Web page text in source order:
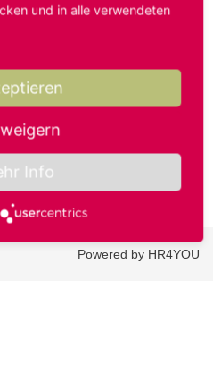
Powered by HR4YOU
und in alle verwendeten
Info